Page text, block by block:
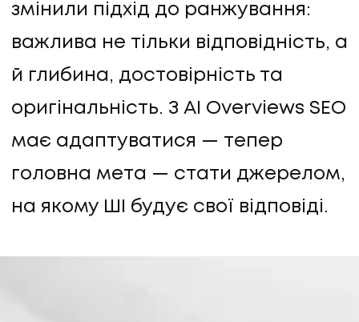
змінили підхід до ранжування:
важлива не тільки відповідність, а
й глибина, достовірність та
оригінальність. З AI Overviews SEO
має адаптуватися — тепер
головна мета — стати джерелом,
на якому ШІ будує свої відповіді.